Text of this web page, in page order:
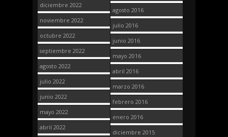
diciembre 2022
noviembre 2022
octubre 2022
septiembre 2022
agosto 2022
julio 2022
junio 2022
mayo 2022
abril 2022
agosto 2016
julio 2016
junio 2016
mayo 2016
abril 2016
marzo 2016
febrero 2016
enero 2016
diciembre 2015